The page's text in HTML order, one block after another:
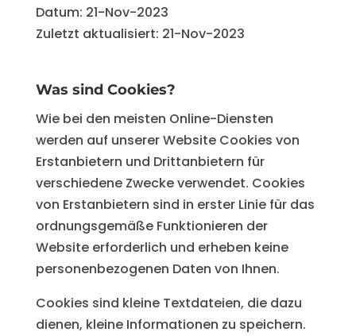
Datum: 21-Nov-2023
Zuletzt aktualisiert: 21-Nov-2023
Was sind Cookies?
Wie bei den meisten Online-Diensten
werden auf unserer Website Cookies von
Erstanbietern und Drittanbietern für
verschiedene Zwecke verwendet. Cookies
von Erstanbietern sind in erster Linie für das
ordnungsgemäße Funktionieren der
Website erforderlich und erheben keine
personenbezogenen Daten von Ihnen.
Cookies sind kleine Textdateien, die dazu
dienen, kleine Informationen zu speichern.